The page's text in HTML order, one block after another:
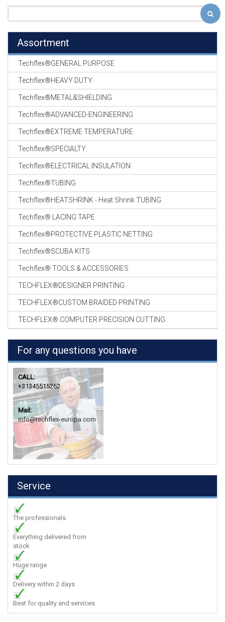
Assortment
Techflex®GENERAL PURPOSE
Techflex®HEAVY DUTY
Techflex®METAL&SHIELDING
Techflex®ADVANCED-ENGINEERING
Techflex®EXTREME TEMPERATURE
Techflex®SPECIALTY
Techflex®ELECTRICAL INSULATION
Techflex®TUBING
Techflex®HEATSHRINK - Heat Shrink TUBING
Techflex® LACING TAPE
Techflex®PROTECTIVE PLASTIC NETTING
Techflex®SCUBA KITS
Techflex® TOOLS & ACCESSORIES
TECHFLEX®DESIGNER PRINTING
TECHFLEX®CUSTOM BRAIDED PRINTING
TECHFLEX® COMPUTER PRECISION CUTTING
For any questions you have
CALL:
+31345515262
Mail:
info@techflex-europa.com
Service
The professionals
Everything delivered from
stock
Huge range
Delivery within 2 days
Best for quality and services